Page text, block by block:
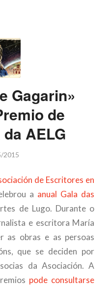
Gagarin»
de
AELG
2015
de Escritores en
a anual Gala das
de Lugo. Durante o
e escritora María
as obras e as persoas
que se deciden por
da Asociación. A
pode consultarse